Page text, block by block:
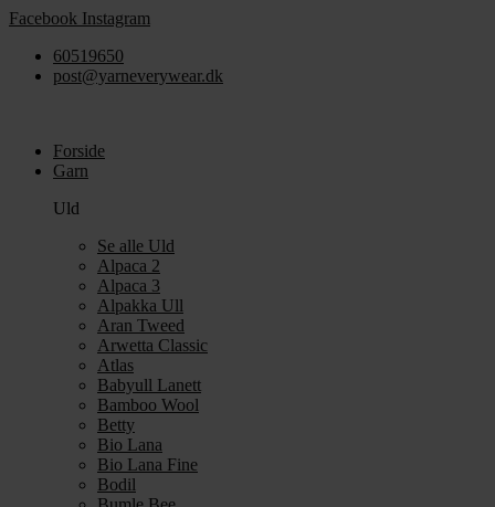
Videre
indhold
Facebook Instagram
60519650
post@yarneverywear.dk
Forside
Garn
Uld
Se alle Uld
Alpaca 2
Alpaca 3
Alpakka Ull
Aran Tweed
Arwetta Classic
Atlas
Babyull Lanett
Bamboo Wool
Betty
Bio Lana
Bio Lana Fine
Bodil